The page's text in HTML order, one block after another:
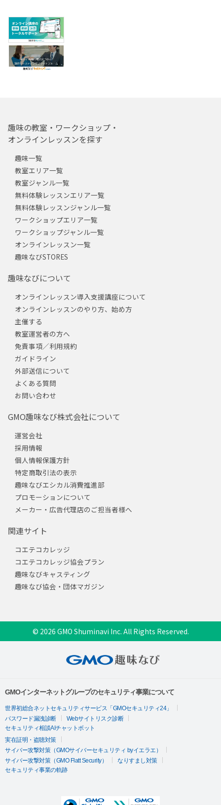
趣味の教室・ワークショップ・
オンラインレッスンを探す
趣味一覧
教室エリア一覧
教室ジャンル一覧
無料体験レッスンエリア一覧
無料体験レッスンジャンル一覧
ワークショップエリア一覧
ワークショップジャンル一覧
オンラインレッスン一覧
趣味なびSTORES
趣味なびについて
オンラインレッスン導入支援講座について
オンラインレッスンのやり方、始め方
主催する
教室運営者の方へ
免責事項／利用規約
ガイドライン
外部送信について
よくある質問
お問い合わせ
GMO趣味なび株式会社について
運営会社
採用情報
個人情報保護方針
特定商取引法の表示
趣味なびエシカル消費推進部
プロモーションについて
メーカー・広告代理店のご担当者様へ
関連サイト
コエテコカレッジ
コエテコカレッジ協会プラン
趣味なびキャスティング
趣味なび協会・団体マガジン
© 2026 GMO Shuminavi Inc. All Rights Reserved.